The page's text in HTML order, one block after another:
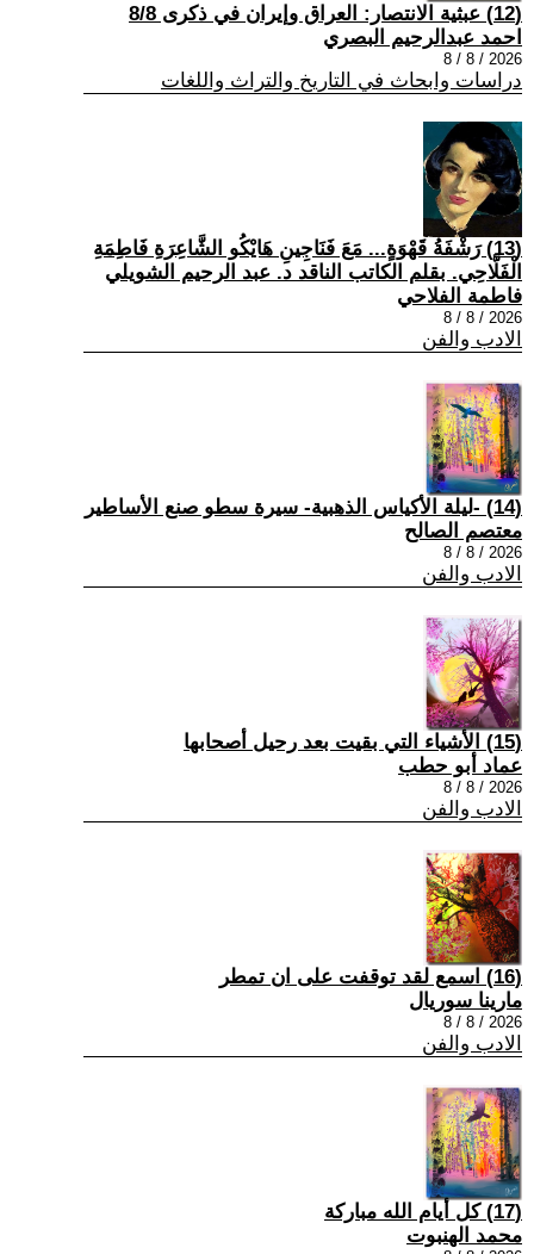
(12) عبثية الانتصار: العراق وإيران في ذكرى 8/8
احمد عبدالرحيم البصري
2026 / 8 / 8
دراسات وابحاث في التاريخ والتراث واللغات
(13) رَشْفَةُ قَهْوَةٍ... مَعَ فَنَاجِينِ هَايْكُو الشَّاعِرَةِ فَاطِمَةِ
الْفَلَّاحِي. بقلم الكاتب الناقد د. عبد الرحيم الشويلي
فاطمة الفلاحي
2026 / 8 / 8
الادب والفن
(14) -ليلة الأكياس الذهبية- سيرة سطو صنع الأساطير
معتصم الصالح
2026 / 8 / 8
الادب والفن
(15) الأشياء التي بقيت بعد رحيل أصحابها
عماد أبو حطب
2026 / 8 / 8
الادب والفن
(16) اسمع لقد توقفت على ان تمطر
مارينا سوريال
2026 / 8 / 8
الادب والفن
(17) كل أيام الله مباركة
محمد الهنبوت